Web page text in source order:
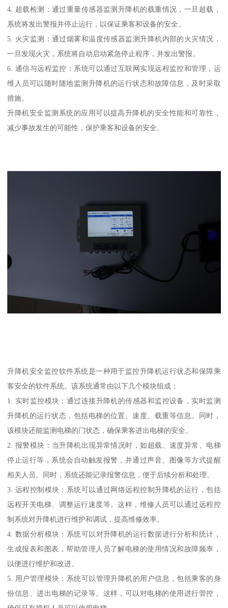
4. 超载检测：通过重量传感器监测升降机的载重情况，一旦超载，
系统将发出警报并停止运行，以保证乘客和设备的安全。
5. 火灾监测：通过烟雾和温度传感器监测升降机内部的火灾情况，
一旦发现火灾，系统将自动启动紧急停止程序，并发出警报。
6. 通信与远程监控：系统可以通过互联网实现远程监控和管理，运
维人员可以随时随地监测升降机的运行状态和故障信息，及时采取
措施。
升降机安全监测系统的应用可以提高升降机的安全性能和可靠性，
减少事故发生的可能性，保护乘客和设备的安全。
升降机安全监控软件系统是一种用于监控升降机运行状态和保障乘
客安全的软件系统。该系统通常由以下几个模块组成：
1. 实时监控模块：通过连接升降机的传感器和监控设备，实时监测
升降机的运行状态，包括电梯的位置、速度、载重等信息。同时，
该模块还能监测电梯的门状态，确保乘客进出电梯的安全。
2. 报警模块：当升降机出现异常情况时，如超载、速度异常、电梯
停止运行等，系统会自动触发报警，并通过声音、图像等方式提醒
相关人员。同时，系统还能记录报警信息，便于后续分析和处理。
3. 远程控制模块：系统可以通过网络远程控制升降机的运行，包括
远程开关电梯、调整运行速度等。这样，维修人员可以通过远程控
制系统对升降机进行维护和调试，提高维修效率。
4. 数据分析模块：系统可以对升降机的运行数据进行分析和统计，
生成报表和图表，帮助管理人员了解电梯的使用情况和故障频率，
以便进行维护和改进。
5. 用户管理模块：系统可以管理升降机的用户信息，包括乘客的身
份信息、进出电梯的记录等。这样，可以对电梯的使用进行管控，